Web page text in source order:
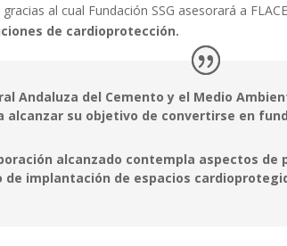
al cual Fundación SSG asesorará a
de cardioprotección.
Andaluza del Cemento y el Medio
alcanzar su objetivo de convertirse en
alcanzado contempla aspectos
de implantación de espacios